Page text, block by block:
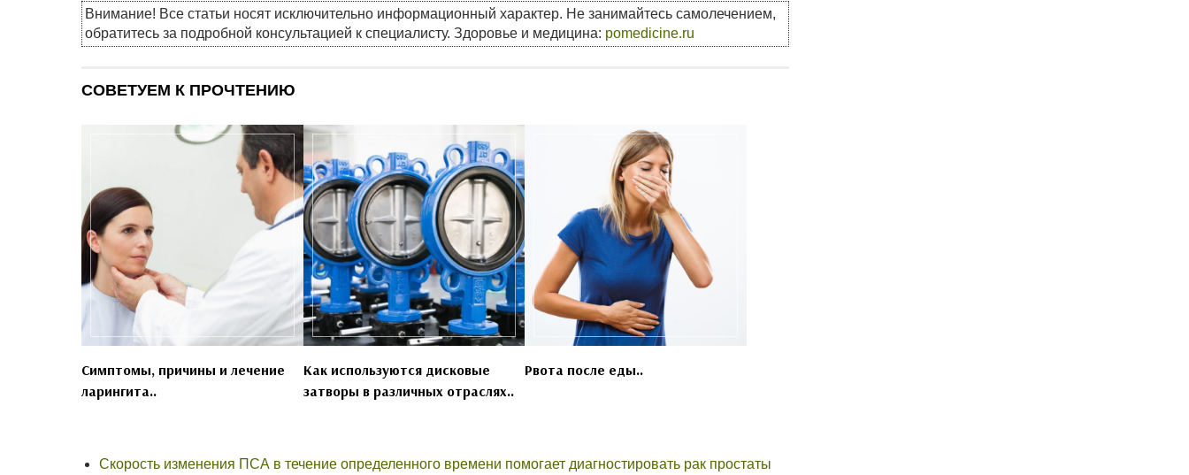
Внимание! Все статьи носят исключительно информационный характер. Не занимайтесь самолечением,
обратитесь за подробной консультацией к специалисту. Здоровье и медицина: pomedicine.ru
СОВЕТУЕМ К ПРОЧТЕНИЮ
Симптомы, причины и лечение
ларингита..
Как используются дисковые
затворы в различных отраслях..
Рвота после еды..
Скорость изменения ПСА в течение определенного времени помогает диагностировать рак простаты